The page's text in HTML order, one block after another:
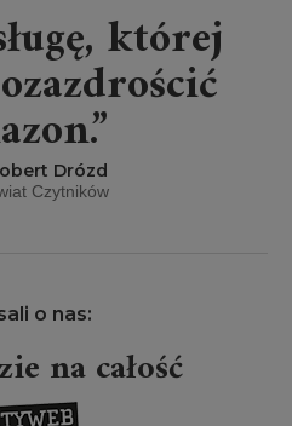
której
Drózd
Czytników
o nas:
na całość